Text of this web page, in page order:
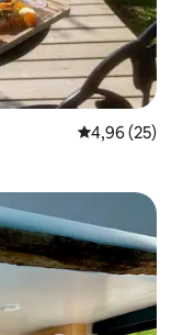
Évaluation
4,96 (25)